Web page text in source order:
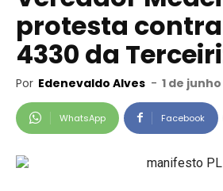
protesta contra
4330 da
Por Edenevaldo Alves - 1 de
WhatsApp Facebook